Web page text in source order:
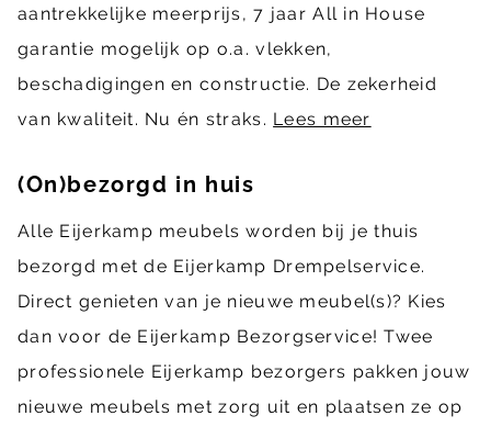
aantrekkelijke meerprijs, 7 jaar All in House
garantie mogelijk op o.a. vlekken,
beschadigingen en constructie. De zekerheid
van kwaliteit. Nu én straks. Lees meer
(On)bezorgd in huis
Alle Eijerkamp meubels worden bij je thuis
bezorgd met de Eijerkamp Drempelservice.
Direct genieten van je nieuwe meubel(s)? Kies
dan voor de Eijerkamp Bezorgservice! Twee
professionele Eijerkamp bezorgers pakken jouw
nieuwe meubels met zorg uit en plaatsen ze op